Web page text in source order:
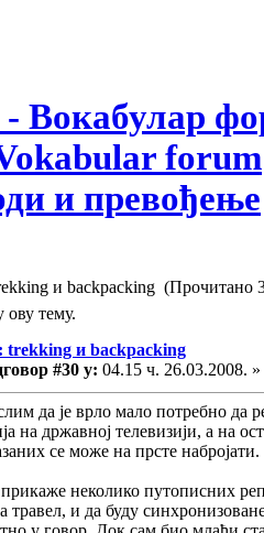
- Вокабулар
forum
и превођење
и backpacking (Прочитано
ову тему.
trekking и backpacking
#30 у: 04.15 ч. 26.03.2008. »
да је врло мало потребно да
на државној телевизији, а на
се може на прсте набројати.
неколико путописних
травел, и да буду